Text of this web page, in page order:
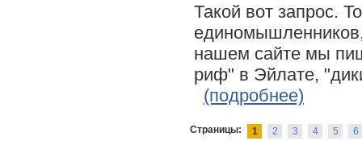
Такой вот запрос.
нашем сайте мы
риф" в Эйлате,
(подробнее)
Страницы: 1 2 3 4 5 6